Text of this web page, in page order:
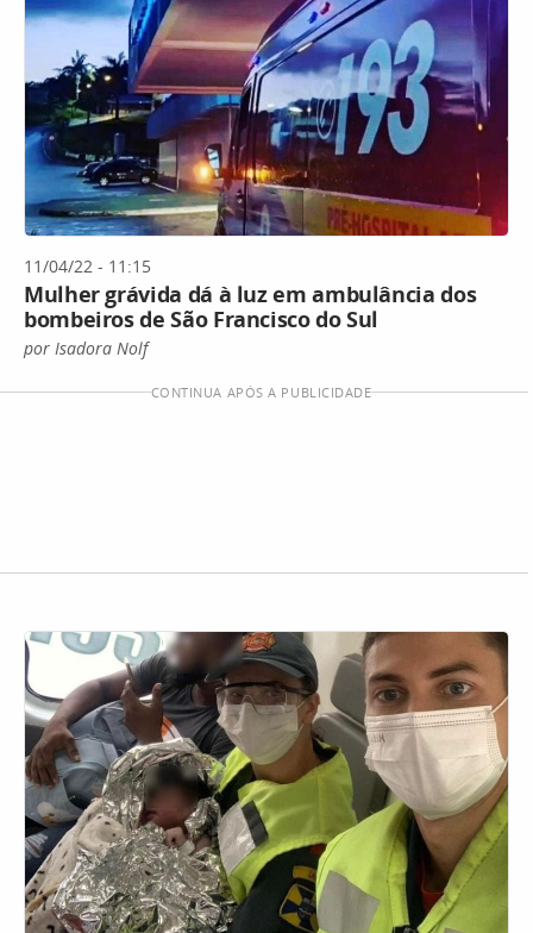
11/04/22 - 11:15
Mulher grávida dá à luz em ambulância dos
bombeiros de São Francisco do Sul
por Isadora Nolf
CONTINUA APÓS A PUBLICIDADE